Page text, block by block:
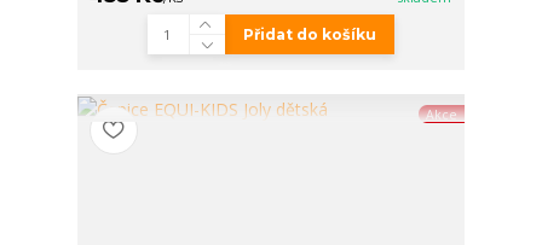
Přidat do košíku
Akce